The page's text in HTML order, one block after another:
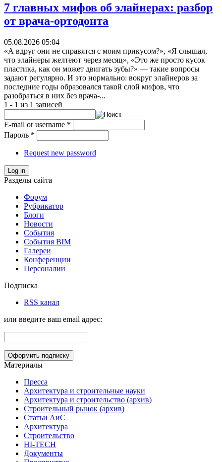
7 главных мифов об элайнерах: разбор
от врача-ортодонта
05.08.2026 05:04
«А вдруг они не справятся с моим прикусом?», «Я слышал,
что элайнеры желтеют через месяц», «Это же просто кусок
пластика, как он может двигать зубы?» — такие вопросы
задают регулярно. И это нормально: вокруг элайнеров за
последние годы образовался такой слой мифов, что
разобраться в них без врача-...
1 - 1 из 1 записей
E-mail or username *
Пароль *
Request new password
Log in
Разделы сайта
Форум
Рубрикатор
Блоги
Новости
События
События BIM
Галереи
Конференции
Персоналии
Подписка
RSS канал
или введите ваш email адрес:
Материалы
Пресса
Архитектура и строительные науки
Архитектура и строительство (архив)
Строительный рынок (архив)
Статьи АиС
Архитектура
Строительство
HI-TECH
Документы